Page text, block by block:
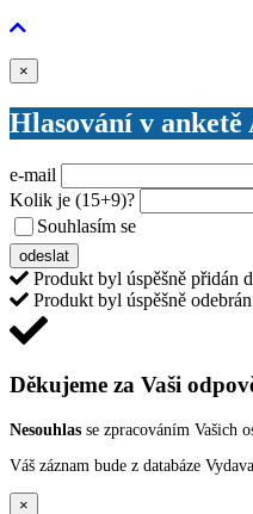
×
Hlasování v anketě
e-mail
Kolik je (15+9)?
Souhlasím se
odeslat
Produkt byl úspěšně přidán
Produkt byl úspěšně
Děkujeme za Vaši
Nesouhlas se zpracováním Vašich
Váš záznam bude z databáze
×